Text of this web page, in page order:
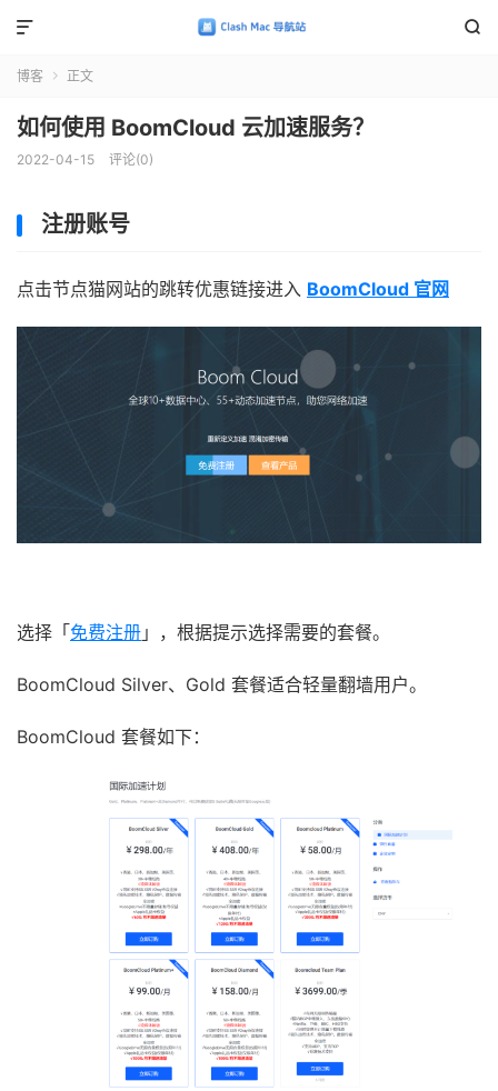


博客  正文
如何使用 BoomCloud 云加速服务？
2022-04-15 评论(0)
注册账号
点击节点猫网站的跳转优惠链接进入 BoomCloud 官网
选择「 免费注册 」，根据提示选择需要的套餐。
BoomCloud Silver、Gold 套餐适合轻量翻墙用户。
BoomCloud 套餐如下：